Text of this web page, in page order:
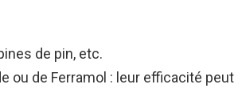
de pin, etc.
ou de Ferramol : leur efficacité peut